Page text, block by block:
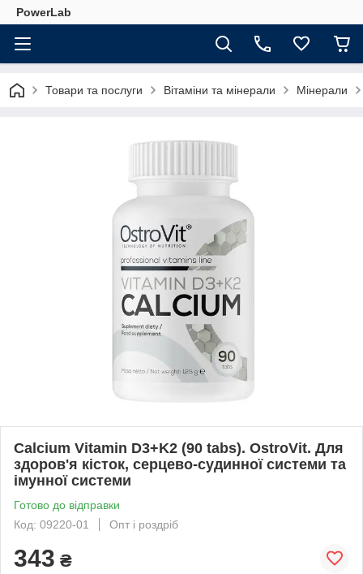
PowerLab
Товари та послуги Вітаміни та мінерали Мінерали
Calcium Vitamin D3+K2 (90 tabs). OstroVit. Для
здоров'я кісток, серцево-судинної системи та
імунної системи
Готово до відправки
Код: 09220-01
Опт і роздріб
343 ₴